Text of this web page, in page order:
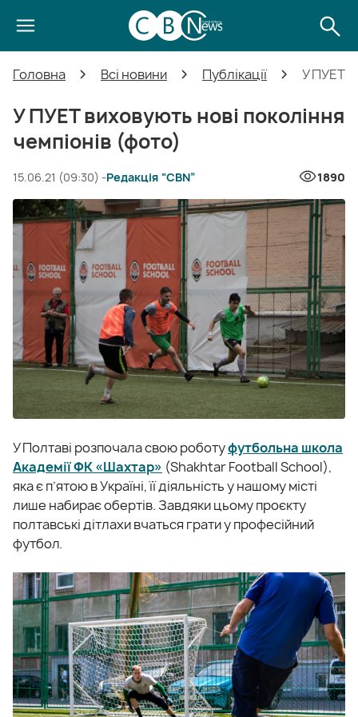
Головна Всі новини Публікації У ПУЕТ
У ПУЕТ виховують нові покоління
чемпіонів (фото)
15.06.21 (09:30) -Редакція “CBN” 1890
У Полтаві розпочала свою роботуфутбольна школа
Академії ФК «Шахтар» (Shakhtar Football School),
яка є п’ятою в Україні, її діяльність у нашому місті
лише набирає обертів. Завдяки цьому проєкту
полтавські дітлахи вчаться грати у професійний
футбол.